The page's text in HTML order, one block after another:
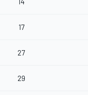
17
27
29